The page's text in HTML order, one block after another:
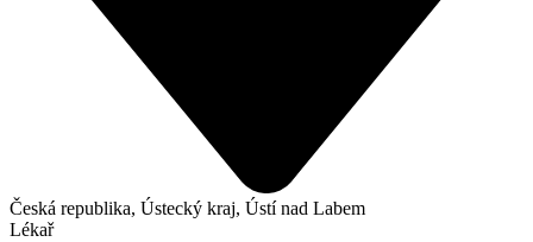
Česká republika, Ústecký kraj, Ústí nad Labem
Lékař